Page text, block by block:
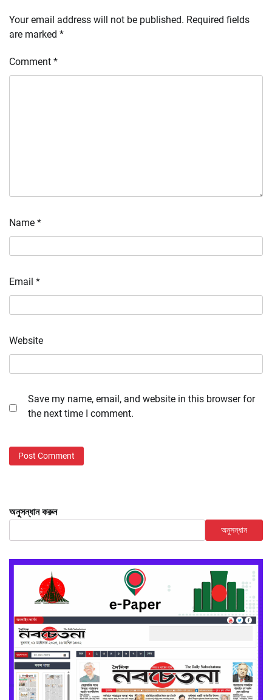
Your email address will not be published. Required fields
are marked *
Comment *
Name *
Email *
Website
Save my name, email, and website in this browser for
the next time I comment.
অনুসন্ধান করুন
অনুসন্ধান